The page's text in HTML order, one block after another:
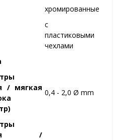
хромированные
с
пластиковыми
чехлами
/ мягкая
0,4 - 2,0 Ø mm
/